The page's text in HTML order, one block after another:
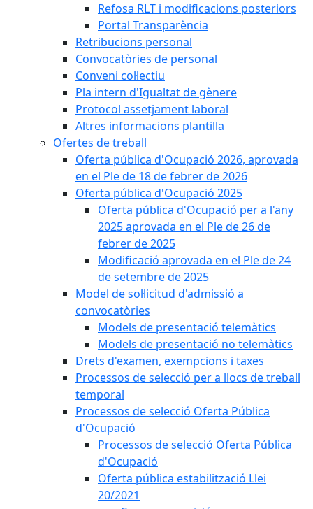
Refosa RLT i modificacions posteriors
Portal Transparència
Retribucions personal
Convocatòries de personal
Conveni col·lectiu
Pla intern d'Igualtat de gènere
Protocol assetjament laboral
Altres informacions plantilla
Ofertes de treball
Oferta pública d'Ocupació 2026, aprovada
en el Ple de 18 de febrer de 2026
Oferta pública d'Ocupació 2025
Oferta pública d'Ocupació per a l'any
2025 aprovada en el Ple de 26 de
febrer de 2025
Modificació aprovada en el Ple de 24
de setembre de 2025
Model de sol·licitud d'admissió a
convocatòries
Models de presentació telemàtics
Models de presentació no telemàtics
Drets d'examen, exempcions i taxes
Processos de selecció per a llocs de treball
temporal
Processos de selecció Oferta Pública
d'Ocupació
Processos de selecció Oferta Pública
d'Ocupació
Oferta pública estabilització Llei
20/2021